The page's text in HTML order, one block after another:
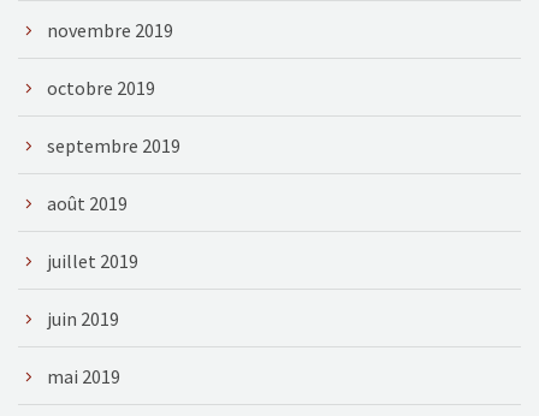
novembre 2019
octobre 2019
septembre 2019
août 2019
juillet 2019
juin 2019
mai 2019